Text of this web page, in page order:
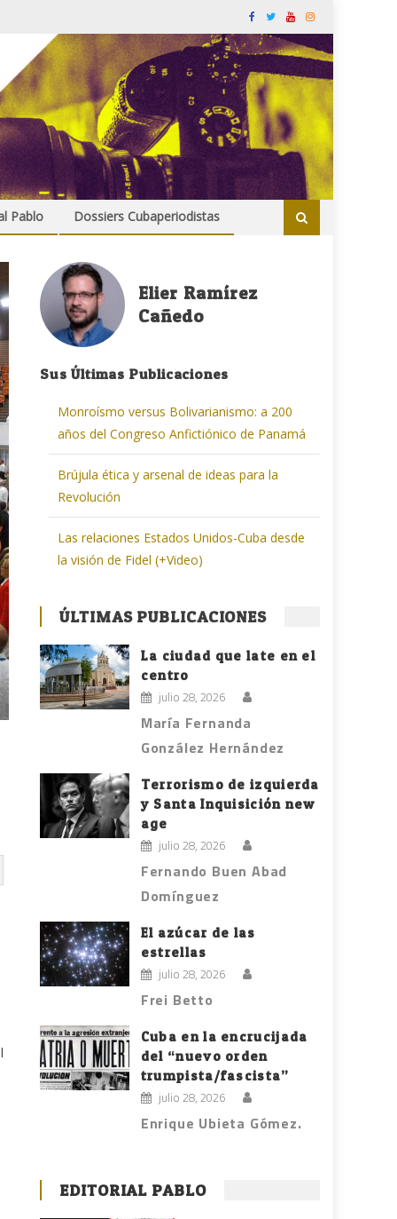
Pablo Dossiers Cubaperiodistas
Elier Ramírez
Cañedo
Sus Últimas Publicaciones
Monroísmo versus Bolivarianismo: a 200
años del Congreso Anfictiónico de Panamá
Brújula ética y arsenal de ideas para la
Revolución
Las relaciones Estados Unidos-Cuba desde
la visión de Fidel (+Video)
ÚLTIMAS PUBLICACIONES
La ciudad que late en el
centro
julio 28, 2026
María Fernanda
González Hernández
Terrorismo de izquierda
y Santa Inquisición new
age
julio 28, 2026
Fernando Buen Abad
Domínguez
El azúcar de las
estrellas
julio 28, 2026
Frei Betto
Cuba en la encrucijada
del “nuevo orden
trumpista/fascista”
julio 28, 2026
Enrique Ubieta Gómez.
EDITORIAL PABLO